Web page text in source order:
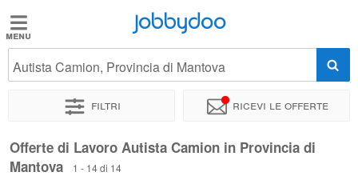
Jobbydoo
Offerte
Stipendi
Jobbydoo
Autista Camion, Provincia di Mantova
Filtri Ricevi le offerte
Offerte di Lavoro Autista Camion in Provincia di
Mantova
1 - 14 di 14